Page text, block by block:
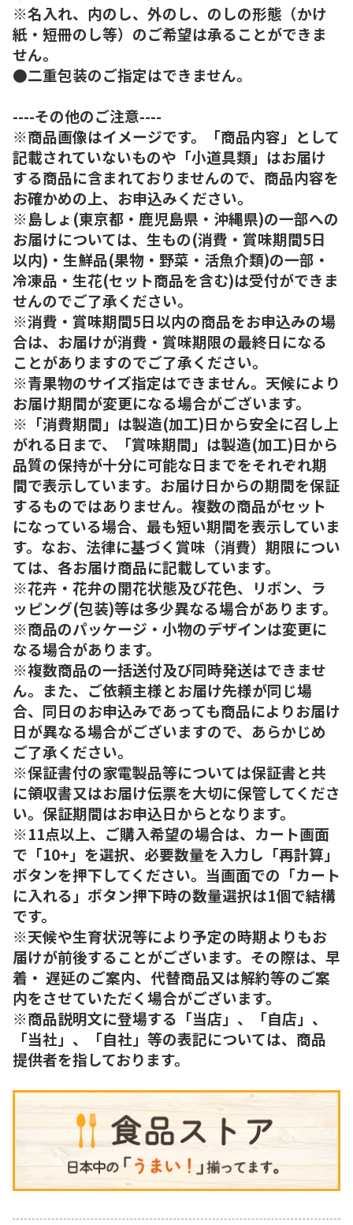
※名入れ、内のし、外のし、のしの形態（かけ
紙・短冊のし等）のご希望は承ることができま
せん。
●二重包装のご指定はできません。
----その他のご注意----
※商品画像はイメージです。「商品内容」として
記載されていないものや「小道具類」はお届け
する商品に含まれておりませんので、商品内容を
お確かめの上、お申込みください。
※島しょ(東京都・鹿児島県・沖縄県)の一部への
お届けについては、生もの(消費・賞味期間5日
以内)・生鮮品(果物・野菜・活魚介類)の一部・
冷凍品・生花(セット商品を含む)は受付ができま
せんのでご了承ください。
※消費・賞味期間5日以内の商品をお申込みの場
合は、お届けが消費・賞味期限の最終日になる
ことがありますのでご了承ください。
※青果物のサイズ指定はできません。天候により
お届け期間が変更になる場合がございます。
※「消費期間」は製造(加工)日から安全に召し上
がれる日まで、「賞味期間」は製造(加工)日から
品質の保持が十分に可能な日までをそれぞれ期
間で表示しています。お届け日からの期間を保証
するものではありません。複数の商品がセット
になっている場合、最も短い期間を表示していま
す。なお、法律に基づく賞味（消費）期限につい
ては、各お届け商品に記載しています。
※花卉・花弁の開花状態及び花色、リボン、ラ
ッピング(包装)等は多少異なる場合があります。
※商品のパッケージ・小物のデザインは変更に
なる場合があります。
※複数商品の一括送付及び同時発送はできませ
ん。また、ご依頼主様とお届け先様が同じ場
合、同日のお申込みであっても商品によりお届け
日が異なる場合がございますので、あらかじめ
ご了承ください。
※保証書付の家電製品等については保証書と共
に領収書又はお届け伝票を大切に保管してくださ
い。保証期間はお申込日からとなります。
※11点以上、ご購入希望の場合は、カート画面
で「10+」を選択、必要数量を入力し「再計算」
ボタンを押下してください。当画面での「カート
に入れる」ボタン押下時の数量選択は1個で結構
です。
※天候や生育状況等により予定の時期よりもお
届けが前後することがございます。その際は、早
着・ 遅延のご案内、代替商品又は解約等のご案
内をさせていただく場合がございます。
※商品説明文に登場する「当店」、「自店」、
「当社」、「自社」等の表記については、商品
提供者を指しております。